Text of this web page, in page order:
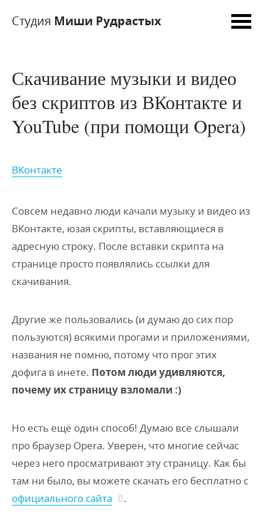
Студия Миши Рудрастых
Скачивание музыки и видео
без скриптов из ВКонтакте и
YouTube (при помощи Opera)
ВКонтакте
Совсем недавно люди качали музыку и видео из
ВКонтакте, юзая скрипты, вставляющиеся в
адресную строку. После вставки скрипта на
странице просто появлялись ссылки для
скачивания.
Другие же пользовались (и думаю до сих пор
пользуются) всякими прогами и приложениями,
названия не помню, потому что прог этих
дофига в инете. Потом люди удивляются,
почему их страницу взломали :)
Но есть ещё один способ! Думаю все слышали
про браузер Opera. Уверен, что многие сейчас
через него просматривают эту страницу. Как бы
там ни было, вы можете скачать его бесплатно с
официального сайта
.